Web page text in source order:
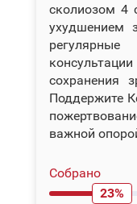
сколиозом 4
ухудшением
сохранения
Поддержите
важной
Собрано
23%